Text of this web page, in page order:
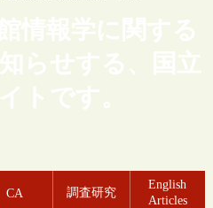
情報学に関する
らせする、国立
トです。
CA 調査研究
English
Articles